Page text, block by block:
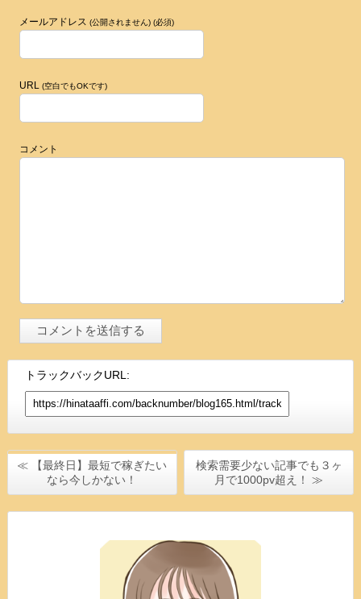
メールアドレス (公開されません) (必須)
URL (空白でもOKです)
コメント
トラックバックURL:
≪ 【最終日】最短で稼ぎたい
なら今しかない！
検索需要少ない記事でも３ヶ
月で1000pv超え！ ≫